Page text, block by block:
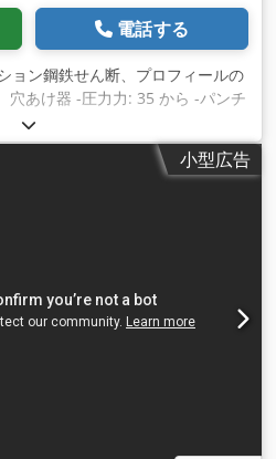
電話する
ョン鋼鉄せん断、プロフィールの
穴あけ器 -圧力力: 35 から -パンチ
い。 -機械的なリリース。 ディ
さ止め。 -取付寸法
寸法。1300/770/H1900mm -重
Afzek
小型広告